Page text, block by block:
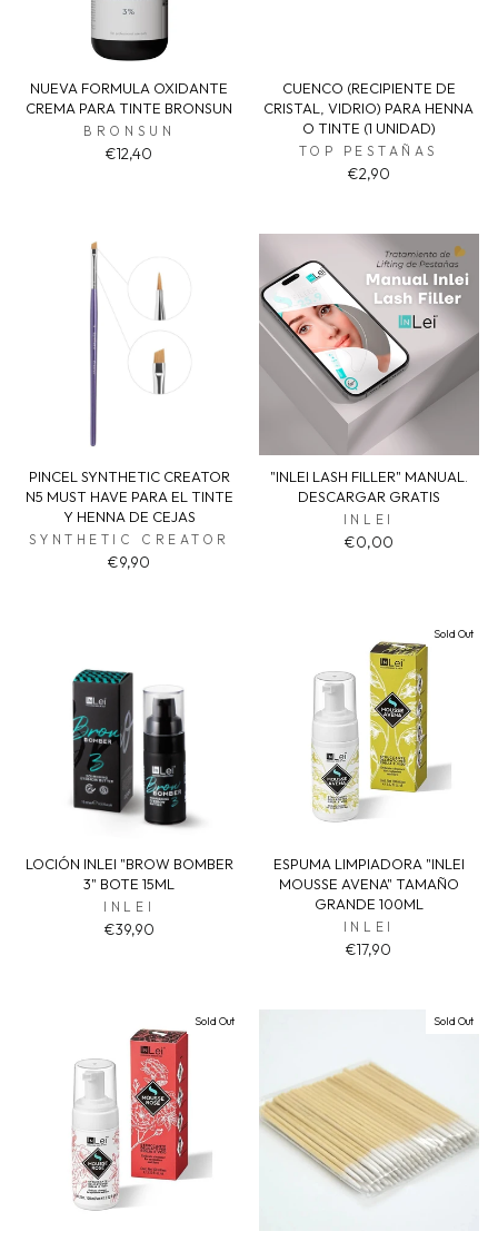
NUEVA FORMULA OXIDANTE
CREMA PARA TINTE BRONSUN
BRONSUN
€12,40
CUENCO (RECIPIENTE DE
CRISTAL, VIDRIO) PARA HENNA
O TINTE (1 UNIDAD)
TOP PESTAÑAS
€2,90
PINCEL SYNTHETIC CREATOR
N5 MUST HAVE PARA EL TINTE
Y HENNA DE CEJAS
SYNTHETIC CREATOR
€9,90
"INLEI LASH FILLER" MANUAL.
DESCARGAR GRATIS
INLEI
€0,00
LOCIÓN INLEI "BROW BOMBER
3" BOTE 15ML
INLEI
€39,90
Sold Out
ESPUMA LIMPIADORA "INLEI
MOUSSE AVENA" TAMAÑO
GRANDE 100ML
INLEI
€17,90
Sold Out Sold Out